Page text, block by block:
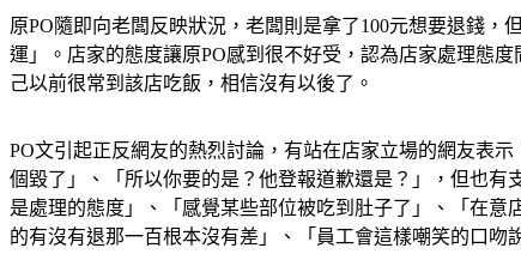
原PO隨即向老闆反映狀況，老闆則是拿了100元想要退錢
運」。店家的態度讓原PO感到很不好受，認為店家處理態
己以前很常到該店吃飯，相信沒有以後了。
PO文引起正反網友的熱烈討論，有站在店家立場的網友表
個毀了」、「所以你要的是？他登報道歉還是？」，但也
是處理的態度」、「感覺某些部位被吃到肚子了」、「在
的有沒有退那一百根本沒有差」、「員工會這樣嘲笑的口吻